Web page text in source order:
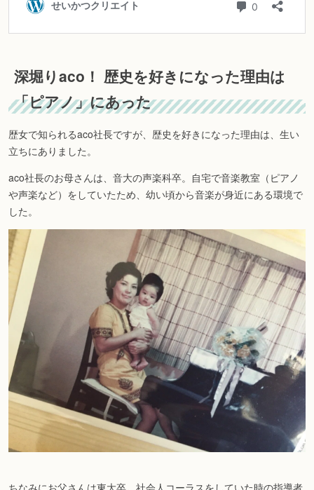
深堀りaco！ 歴史を好きになった理由は
「ピアノ」にあった
歴女で知られるaco社長ですが、歴史を好きになった理由は、生い
立ちにありました。
aco社長のお母さんは、音大の声楽科卒。自宅で音楽教室（ピアノ
や声楽など）をしていたため、幼い頃から音楽が身近にある環境で
した。